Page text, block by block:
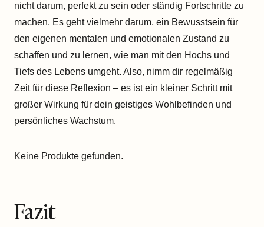
nicht darum, perfekt zu sein oder ständig Fortschritte zu
machen. Es geht vielmehr darum, ein Bewusstsein für
den eigenen mentalen und emotionalen Zustand zu
schaffen und zu lernen, wie man mit den Hochs und
Tiefs des Lebens umgeht. Also, nimm dir regelmäßig
Zeit für diese Reflexion – es ist ein kleiner Schritt mit
großer Wirkung für dein geistiges Wohlbefinden und
persönliches Wachstum.
Keine Produkte gefunden.
Fazit